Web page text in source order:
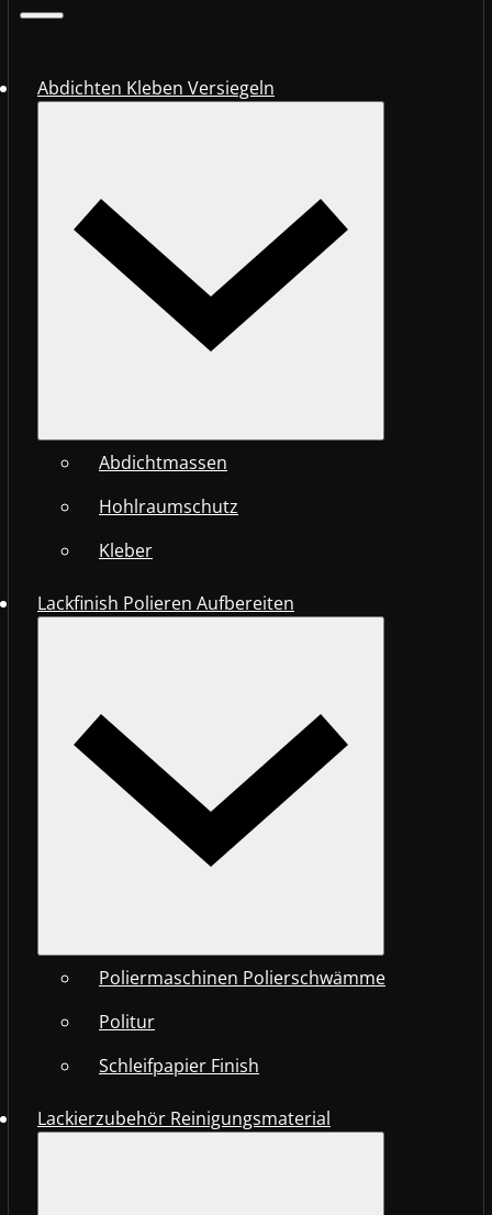
Abdichten Kleben Versiegeln
Abdichtmassen
Hohlraumschutz
Kleber
Lackfinish Polieren Aufbereiten
Poliermaschinen Polierschwämme
Politur
Schleifpapier Finish
Lackierzubehör Reinigungsmaterial